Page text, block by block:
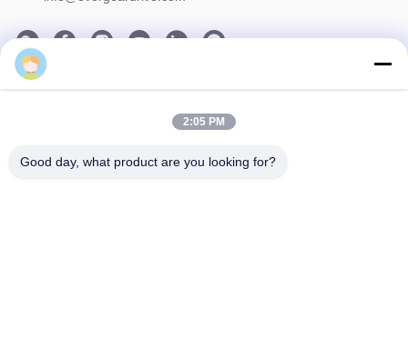
Nosso boletim informativo
Assine nossa newsletter para descontos e muito mais.
2:05 PM
Good day, what product are you looking for?